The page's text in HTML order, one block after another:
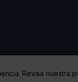
2026 Abancay |
Revisa nuestra